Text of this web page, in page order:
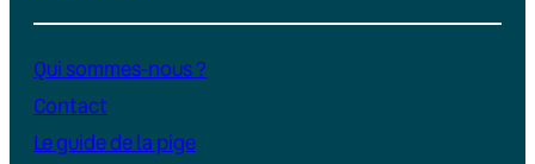
Qui sommes-nous ?
Contact
Le guide de la pige